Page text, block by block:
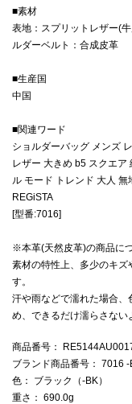
■素材
表地：スプリットレザー(
ルダーベルト：合成皮革
■生産国
中国
■関連ワード
ショルダーバッグ メンズ
レザー 大きめ b5 スクエア
ル モード トレンド 大人
REGiSTA
[型番:7016]
※本革(天然皮革)の商品に
素材の特性上、多少のキズ
す。
汗や雨などで濡れた場合
め、できるだけ濡らさない
商品番号 ：
ブランド商品番号 ： 7016 -
色 ： ブラック（-BK）
重さ ： 690.0g